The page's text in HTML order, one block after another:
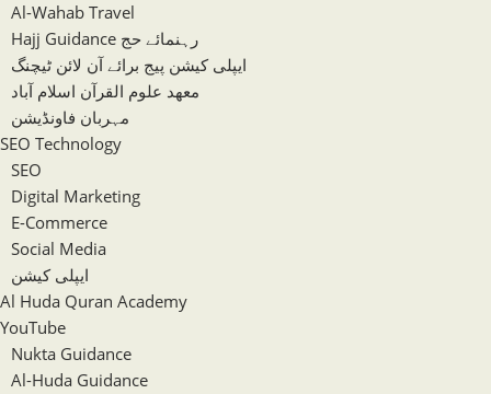
Al-Wahab Travel
Hajj Guidance رہنمائے حج
ایپلی کیشن پیج برائے آن لائن ٹیچنگ
معھد علوم القرآن اسلام آباد
مہربان فاونڈیشن
SEO Technology
SEO
Digital Marketing
E-Commerce
Social Media
ایپلی کیشن
Al Huda Quran Academy
YouTube
Nukta Guidance
Al-Huda Guidance